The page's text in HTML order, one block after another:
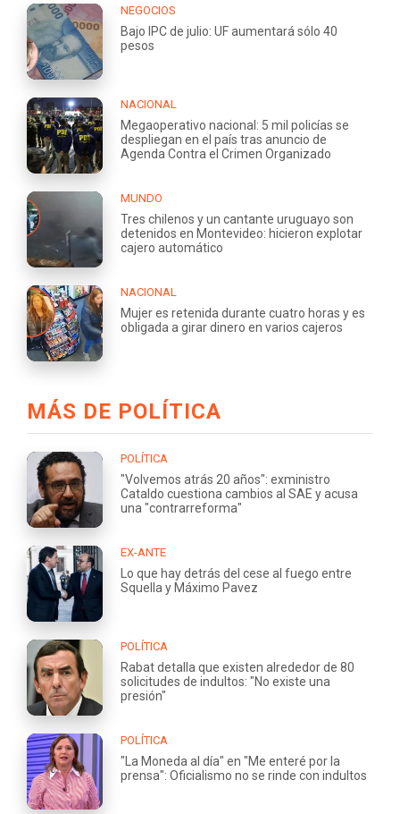
NEGOCIOS
Bajo IPC de julio: UF aumentará sólo 40
pesos
NACIONAL
Megaoperativo nacional: 5 mil policías se
despliegan en el país tras anuncio de
Agenda Contra el Crimen Organizado
MUNDO
Tres chilenos y un cantante uruguayo son
detenidos en Montevideo: hicieron explotar
cajero automático
NACIONAL
Mujer es retenida durante cuatro horas y es
obligada a girar dinero en varios cajeros
MÁS DE POLÍTICA
POLÍTICA
"Volvemos atrás 20 años": exministro
Cataldo cuestiona cambios al SAE y acusa
una "contrarreforma"
EX-ANTE
Lo que hay detrás del cese al fuego entre
Squella y Máximo Pavez
POLÍTICA
Rabat detalla que existen alrededor de 80
solicitudes de indultos: "No existe una
presión"
POLÍTICA
"La Moneda al día" en "Me enteré por la
prensa": Oficialismo no se rinde con indultos